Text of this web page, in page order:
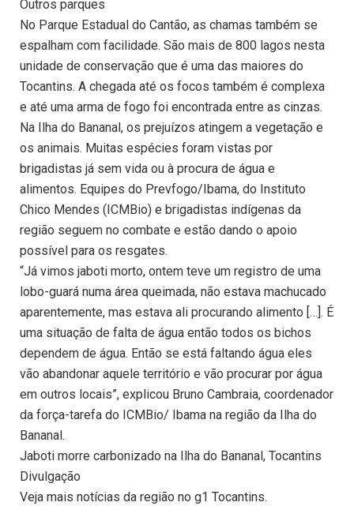
Outros parques
No Parque Estadual do Cantão, as chamas também se
espalham com facilidade. São mais de 800 lagos nesta
unidade de conservação que é uma das maiores do
Tocantins. A chegada até os focos também é complexa
e até uma arma de fogo foi encontrada entre as cinzas.
Na Ilha do Bananal, os prejuízos atingem a vegetação e
os animais. Muitas espécies foram vistas por
brigadistas já sem vida ou à procura de água e
alimentos. Equipes do Prevfogo/Ibama, do Instituto
Chico Mendes (ICMBio) e brigadistas indígenas da
região seguem no combate e estão dando o apoio
possível para os resgates.
“Já vimos jaboti morto, ontem teve um registro de uma
lobo-guará numa área queimada, não estava machucado
aparentemente, mas estava ali procurando alimento […]. É
uma situação de falta de água então todos os bichos
dependem de água. Então se está faltando água eles
vão abandonar aquele território e vão procurar por água
em outros locais”, explicou Bruno Cambraia, coordenador
da força-tarefa do ICMBio/ Ibama na região da Ilha do
Bananal.
Jaboti morre carbonizado na Ilha do Bananal, Tocantins
Divulgação
Veja mais notícias da região no g1 Tocantins.